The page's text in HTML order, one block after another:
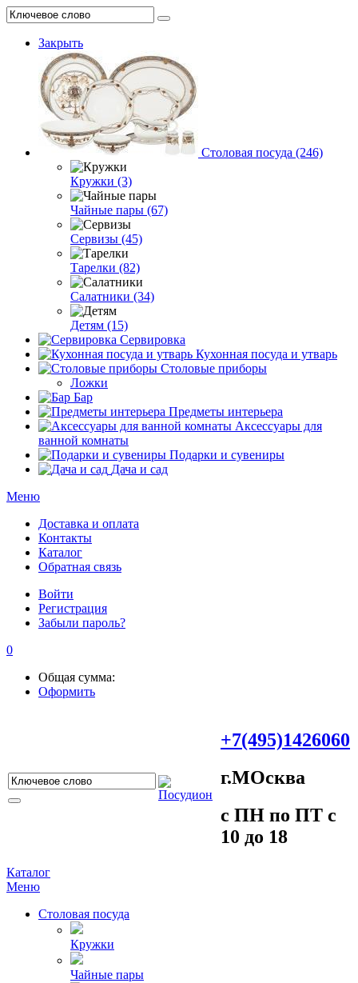
Закрыть
Столовая посуда (246)
Кружки (3)
Чайные пары (67)
Сервизы (45)
Тарелки (82)
Салатники (34)
Детям (15)
Сервировка
Кухонная посуда и утварь
Столовые приборы
Ложки
Бар
Предметы интерьера
Аксессуары для
ванной комнаты
Подарки и сувениры
Дача и сад
Меню
Доставка и оплата
Контакты
Каталог
Обратная связь
Войти
Регистрация
Забыли пароль?
0
Общая сумма:
Оформить
+7(495)1426060
г.МOсква
c ПH пo ПT c
10 до 18
Каталог
Меню
Столовая посуда
Кружки
Чайные пары